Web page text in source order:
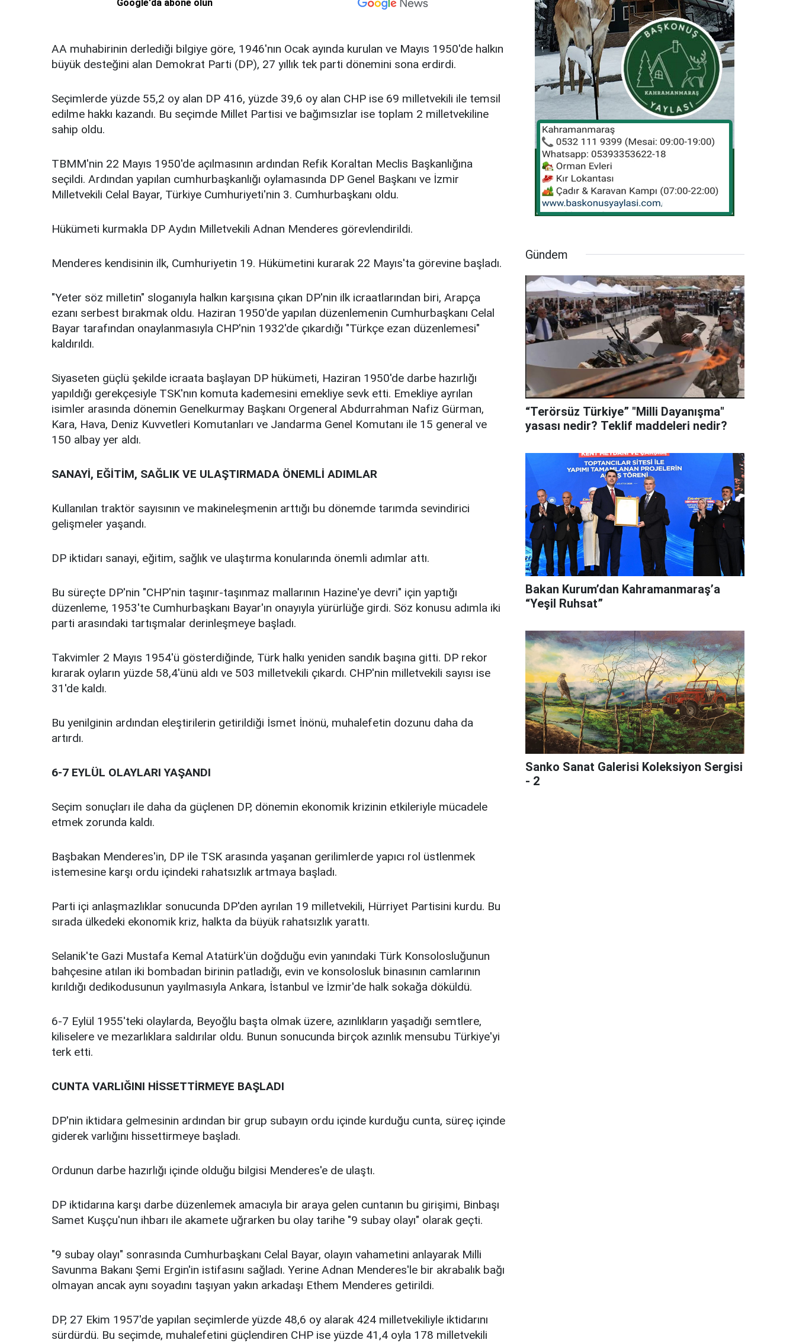
Google'da abone olun
AA muhabirinin derlediği bilgiye göre, 1946'nın Ocak ayında kurulan ve Mayıs 1950'de halkın
büyük desteğini alan Demokrat Parti (DP), 27 yıllık tek parti dönemini sona erdirdi.
Seçimlerde yüzde 55,2 oy alan DP 416, yüzde 39,6 oy alan CHP ise 69 milletvekili ile temsil
edilme hakkı kazandı. Bu seçimde Millet Partisi ve bağımsızlar ise toplam 2 milletvekiline
sahip oldu.
TBMM'nin 22 Mayıs 1950'de açılmasının ardından Refik Koraltan Meclis Başkanlığına
seçildi. Ardından yapılan cumhurbaşkanlığı oylamasında DP Genel Başkanı ve İzmir
Milletvekili Celal Bayar, Türkiye Cumhuriyeti'nin 3. Cumhurbaşkanı oldu.
Hükümeti kurmakla DP Aydın Milletvekili Adnan Menderes görevlendirildi.
Menderes kendisinin ilk, Cumhuriyetin 19. Hükümetini kurarak 22 Mayıs'ta görevine başladı.
"Yeter söz milletin" sloganıyla halkın karşısına çıkan DP'nin ilk icraatlarından biri, Arapça
ezanı serbest bırakmak oldu. Haziran 1950'de yapılan düzenlemenin Cumhurbaşkanı Celal
Bayar tarafından onaylanmasıyla CHP'nin 1932'de çıkardığı "Türkçe ezan düzenlemesi"
kaldırıldı.
Siyaseten güçlü şekilde icraata başlayan DP hükümeti, Haziran 1950'de darbe hazırlığı
yapıldığı gerekçesiyle TSK'nın komuta kademesini emekliye sevk etti. Emekliye ayrılan
isimler arasında dönemin Genelkurmay Başkanı Orgeneral Abdurrahman Nafiz Gürman,
Kara, Hava, Deniz Kuvvetleri Komutanları ve Jandarma Genel Komutanı ile 15 general ve
150 albay yer aldı.
SANAYİ, EĞİTİM, SAĞLIK VE ULAŞTIRMADA ÖNEMLİ ADIMLAR
Kullanılan traktör sayısının ve makineleşmenin arttığı bu dönemde tarımda sevindirici
gelişmeler yaşandı.
DP iktidarı sanayi, eğitim, sağlık ve ulaştırma konularında önemli adımlar attı.
Bu süreçte DP'nin "CHP'nin taşınır-taşınmaz mallarının Hazine'ye devri" için yaptığı
düzenleme, 1953'te Cumhurbaşkanı Bayar'ın onayıyla yürürlüğe girdi. Söz konusu adımla iki
parti arasındaki tartışmalar derinleşmeye başladı.
Takvimler 2 Mayıs 1954'ü gösterdiğinde, Türk halkı yeniden sandık başına gitti. DP rekor
kırarak oyların yüzde 58,4'ünü aldı ve 503 milletvekili çıkardı. CHP'nin milletvekili sayısı ise
31'de kaldı.
Bu yenilginin ardından eleştirilerin getirildiği İsmet İnönü, muhalefetin dozunu daha da
artırdı.
6-7 EYLÜL OLAYLARI YAŞANDI
Seçim sonuçları ile daha da güçlenen DP, dönemin ekonomik krizinin etkileriyle mücadele
etmek zorunda kaldı.
Başbakan Menderes'in, DP ile TSK arasında yaşanan gerilimlerde yapıcı rol üstlenmek
istemesine karşı ordu içindeki rahatsızlık artmaya başladı.
Parti içi anlaşmazlıklar sonucunda DP'den ayrılan 19 milletvekili, Hürriyet Partisini kurdu. Bu
sırada ülkedeki ekonomik kriz, halkta da büyük rahatsızlık yarattı.
Selanik'te Gazi Mustafa Kemal Atatürk'ün doğduğu evin yanındaki Türk Konsolosluğunun
bahçesine atılan iki bombadan birinin patladığı, evin ve konsolosluk binasının camlarının
kırıldığı dedikodusunun yayılmasıyla Ankara, İstanbul ve İzmir'de halk sokağa döküldü.
6-7 Eylül 1955'teki olaylarda, Beyoğlu başta olmak üzere, azınlıkların yaşadığı semtlere,
kiliselere ve mezarlıklara saldırılar oldu. Bunun sonucunda birçok azınlık mensubu Türkiye'yi
terk etti.
CUNTA VARLIĞINI HİSSETTİRMEYE BAŞLADI
DP'nin iktidara gelmesinin ardından bir grup subayın ordu içinde kurduğu cunta, süreç içinde
giderek varlığını hissettirmeye başladı.
Ordunun darbe hazırlığı içinde olduğu bilgisi Menderes'e de ulaştı.
DP iktidarına karşı darbe düzenlemek amacıyla bir araya gelen cuntanın bu girişimi, Binbaşı
Samet Kuşçu'nun ihbarı ile akamete uğrarken bu olay tarihe "9 subay olayı" olarak geçti.
"9 subay olayı" sonrasında Cumhurbaşkanı Celal Bayar, olayın vahametini anlayarak Milli
Savunma Bakanı Şemi Ergin'in istifasını sağladı. Yerine Adnan Menderes'le bir akrabalık bağı
olmayan ancak aynı soyadını taşıyan yakın arkadaşı Ethem Menderes getirildi.
DP, 27 Ekim 1957'de yapılan seçimlerde yüzde 48,6 oy alarak 424 milletvekiliyle iktidarını
sürdürdü. Bu seçimde, muhalefetini güçlendiren CHP ise yüzde 41,4 oyla 178 milletvekili
Gündem
“Terörsüz Türkiye” "Milli Dayanışma"
yasası nedir? Teklif maddeleri nedir?
Bakan Kurum’dan Kahramanmaraş’a
“Yeşil Ruhsat”
Sanko Sanat Galerisi Koleksiyon Sergisi
- 2